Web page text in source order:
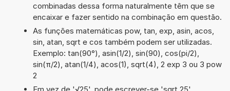
combinadas dessa forma naturalmente têm que se
encaixar e fazer sentido na combinação em questão.
As funções matemáticas pow, tan, exp, asin, acos,
sin, atan, sqrt e cos também podem ser utilizadas.
Exemplo: tan(90°), asin(1/2), sin(90), cos(pi/2),
sin(π/2), atan(1/4), acos(1), sqrt(4), 2 exp 3 ou 3 pow
2
Em vez de '√25', pode escrever-se 'sqrt 25'.